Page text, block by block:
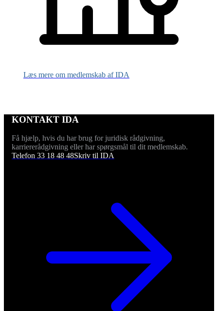
Læs mere om medlemskab af IDA
KONTAKT IDA
Få hjælp, hvis du har brug for juridisk rådgivning,
karriererådgivning eller har spørgsmål til dit medlemskab.
Telefon 33 18 48 48Skriv til IDA